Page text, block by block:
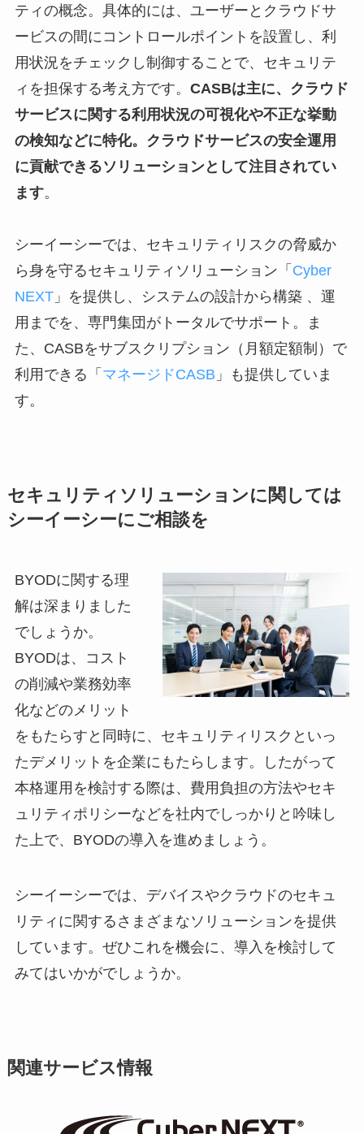
ティの概念。具体的には、ユーザーとクラウドサ
ービスの間にコントロールポイントを設置し、利
用状況をチェックし制御することで、セキュリテ
ィを担保する考え方です。 CASBは主に、クラウド
サービスに関する利用状況の可視化や不正な挙動
の検知などに特化。クラウドサービスの安全運用
に貢献できるソリューションとして注目されてい
ます。
シーイーシーでは、セキュリティリスクの脅威か
ら身を守るセキュリティソリューション「 Cyber
NEXT」を提供し、システムの設計から構築 、運
用までを、専門集団がトータルでサポート。ま
た、CASBをサブスクリプション（月額定額制）で
利用できる「 マネージドCASB 」も提供していま
す。
セキュリティソリューションに関しては
シーイーシーにご相談を
BYODに関する理
解は深まりました
でしょうか。
BYODは、コスト
の削減や業務効率
化などのメリット
をもたらすと同時に、セキュリティリスクといっ
たデメリットを企業にもたらします。したがって
本格運用を検討する際は、費用負担の方法やセキ
ュリティポリシーなどを社内でしっかりと吟味し
た上で、BYODの導入を進めましょう。
シーイーシーでは、デバイスやクラウドのセキュ
リティに関するさまざまなソリューションを提供
しています。ぜひこれを機会に、導入を検討して
みてはいかがでしょうか。
関連サービス情報